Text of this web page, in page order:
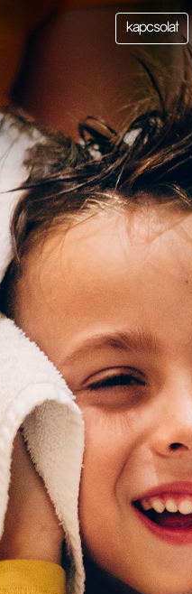
kapcsolat